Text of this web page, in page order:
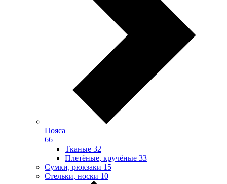
Пояса
66
Тканые 32
Плетёные, кручёные 33
Сумки, рюкзаки 15
Стельки, носки 10